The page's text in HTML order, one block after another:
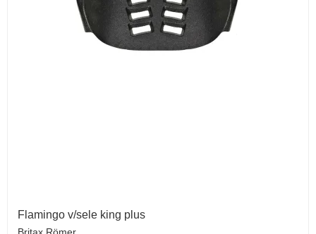
Flamingo v/sele king plus